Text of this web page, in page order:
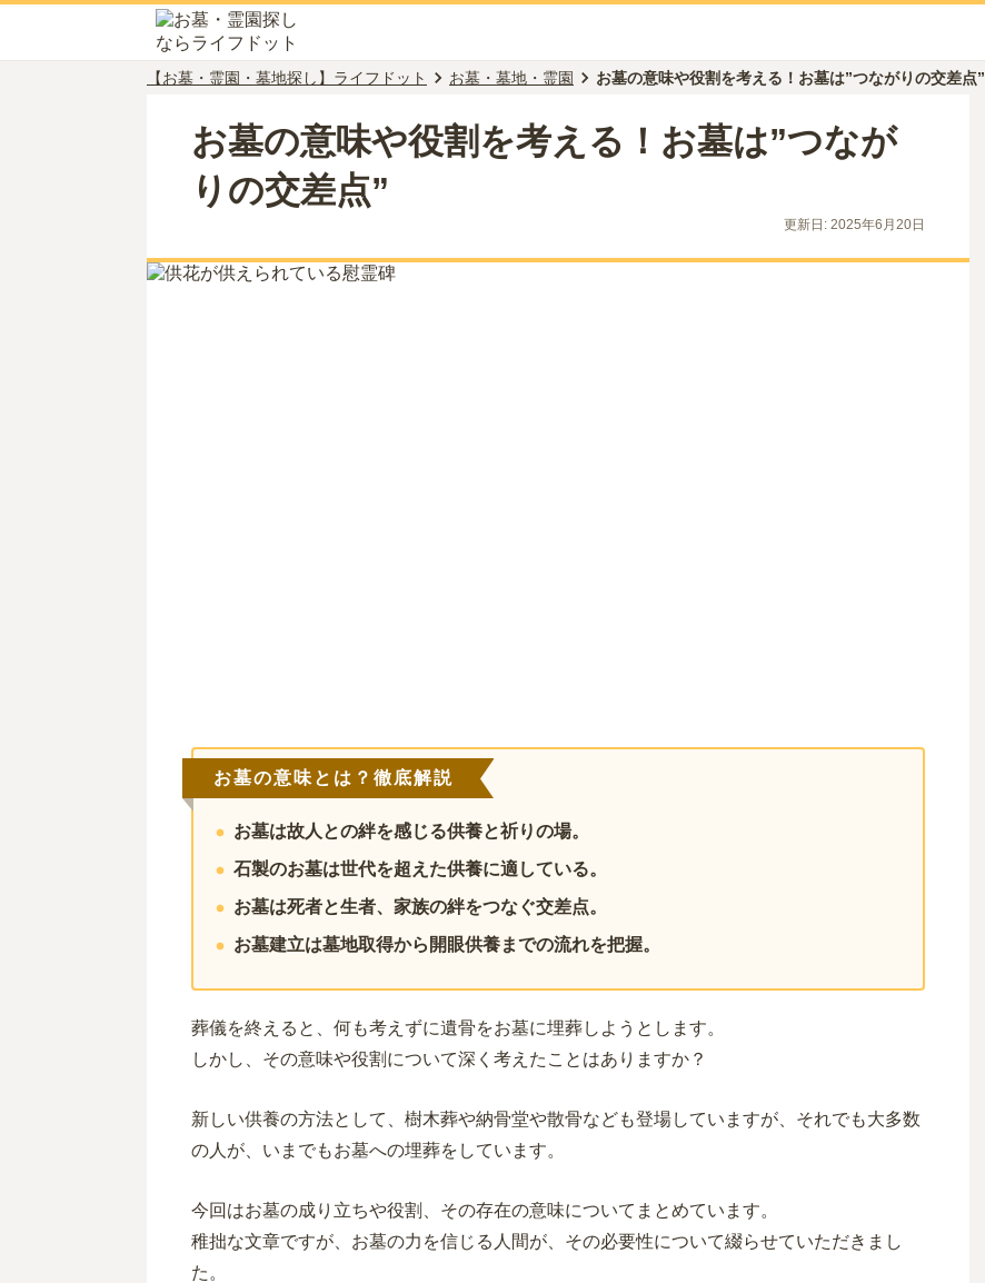
【お墓・霊園・墓地探し】ライフドット お墓・墓地・霊園 お墓の意味や役割を考える！お墓は”つながりの交差点”
お墓の意味や役割を考える！お墓は”つなが
りの交差点”
更新日: 2025年6月20日
お墓の意味とは？徹底解説
お墓は故人との絆を感じる供養と祈りの場。
石製のお墓は世代を超えた供養に適している。
お墓は死者と生者、家族の絆をつなぐ交差点。
お墓建立は墓地取得から開眼供養までの流れを把握。
葬儀を終えると、何も考えずに遺骨をお墓に埋葬しようとします。
しかし、その意味や役割について深く考えたことはありますか？
新しい供養の方法として、樹木葬や納骨堂や散骨なども登場していますが、それでも大多数
の人が、いまでもお墓への埋葬をしています。
今回はお墓の成り立ちや役割、その存在の意味についてまとめています。
稚拙な文章ですが、お墓の力を信じる人間が、その必要性について綴らせていただきまし
た。